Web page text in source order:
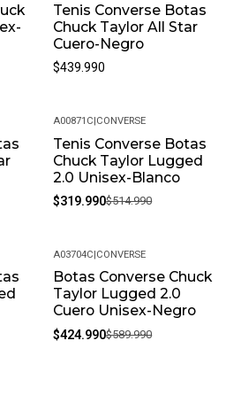
Tenis Converse Botas
Chuck Taylor All Star
Cuero-Negro
$439.990
-38%
A00871C|CONVERSE
Tenis Converse Botas
Chuck Taylor Lugged
2.0 Unisex-Blanco
$319.990$514.990
-28%
A03704C|CONVERSE
Botas Converse Chuck
Taylor Lugged 2.0
Cuero Unisex-Negro
$424.990$589.990